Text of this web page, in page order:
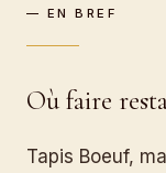
— EN BREF
Où faire
Tapis Boeuf,